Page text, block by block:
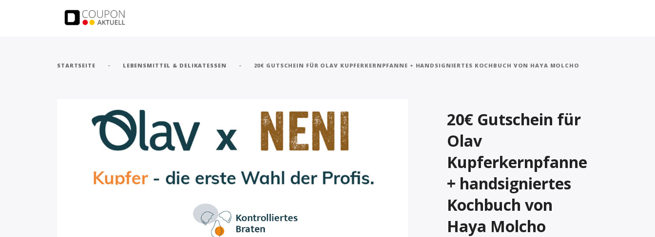
STARTSEITE - LEBENSMITTEL & DELIKATESSEN - 20€ GUTSCHEIN FÜR OLAV KUPFERKERNPFANNE + HANDSIGNIERTES KOCHBUCH VON HAYA MOLCHO
20€ Gutschein für
Olav
Kupferkernpfanne
+ handsigniertes
Kochbuch von
Haya Molcho